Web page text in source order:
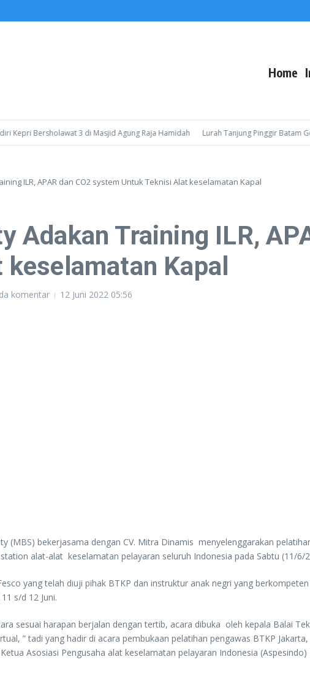
Home
Bersholawat 3 di Masjid Agung Raja Hamidah Lurah Tanjung Pinggir Batam Gelar
ILR, APAR dan CO2 system Untuk Teknisi Alat keselamatan Kapal
Adakan Training ILR,
Kapal
komentar 12 Juni 2022 05:56
(MBS) bekerjasama dengan CV. Mitra Dinamis menyelenggarakan
alat-alat keselamatan pelayaran seluruh Indonesia pada Sabtu (11/6/
yang telah diuji pihak BTKP dan instruktur anak negri yang
s/d 12 Juni.
sesuai harapan berjalan dengan tertib, acara dibuka oleh kepala Balai
” tadi yang hadir di acara pembukaan pelatihan pengawas BTKP
Asosiasi Pengusaha alat keselamatan pelayaran Indonesia